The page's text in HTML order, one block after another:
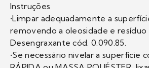
Instruções
•Limpar adequadamente a
removendo a oleosidade e
Desengraxante cód. 0.090.85.
•Se necessário nivelar a superfície